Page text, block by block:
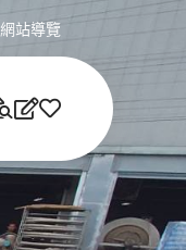
網站導覽